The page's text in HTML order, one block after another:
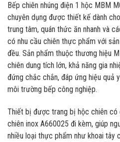
Bếp chiên nhúng điện 1 hộc MBM
chuyên dụng được thiết kế dành
trung tâm, quán thức ăn nhanh và
có nhu cầu chiên thực phẩm với
đều. Sản phẩm thuộc thương hiệu
chiên dung tích lớn, khả năng gia
đứng chắc chắn, đáp ứng hiệu quả
môi trường bếp công nghiệp.
Thiết bị được trang bị hộc chiên có
chiên inox A660025 đi kèm, giúp
nhiều loại thực phẩm như khoai tây